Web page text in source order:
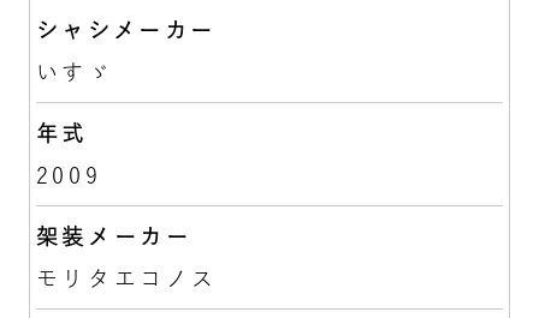
シャシメーカー
いすゞ
年式
2009
架装メーカー
モリタエコノス